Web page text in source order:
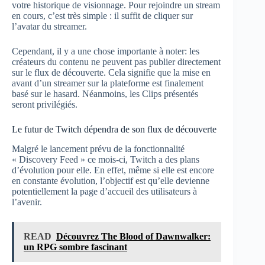
votre historique de visionnage. Pour rejoindre un stream
en cours, c’est très simple : il suffit de cliquer sur
l’avatar du streamer.
Cependant, il y a une chose importante à noter: les
créateurs du contenu ne peuvent pas publier directement
sur le flux de découverte. Cela signifie que la mise en
avant d’un streamer sur la plateforme est finalement
basé sur le hasard. Néanmoins, les Clips présentés
seront privilégiés.
Le futur de Twitch dépendra de son flux de découverte
Malgré le lancement prévu de la fonctionnalité
« Discovery Feed » ce mois-ci, Twitch a des plans
d’évolution pour elle. En effet, même si elle est encore
en constante évolution, l’objectif est qu’elle devienne
potentiellement la page d’accueil des utilisateurs à
l’avenir.
READ Découvrez The Blood of Dawnwalker:
un RPG sombre fascinant